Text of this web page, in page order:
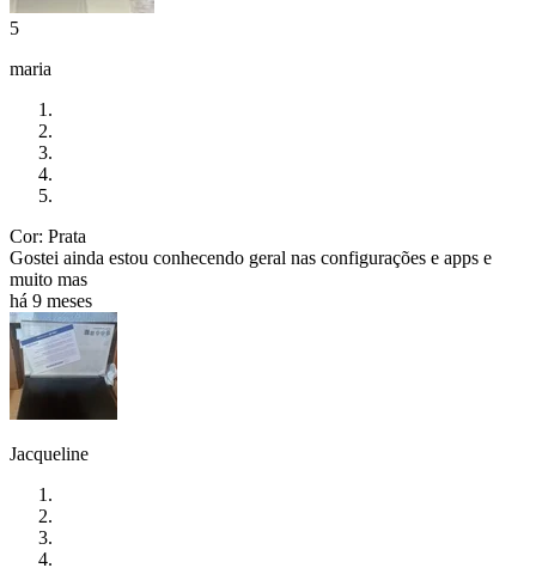
5
maria
Cor: Prata
Gostei ainda estou conhecendo geral nas configurações e apps e
muito mas
há 9 meses
Jacqueline